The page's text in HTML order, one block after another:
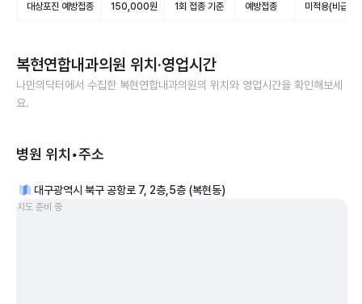
대상포진 예방접종 150,000원 1회 접종 기준 예방접종 미적용(비급여)
복현연합내과의원 위치·영업시간
나만의닥터에서 수집한 복현연합내과의원의 위치와 영업시간을 확인해보세
요.
병원 위치•주소
대구광역시 북구 공항로 7, 2층,5층 (복현동)
지도 준비 중